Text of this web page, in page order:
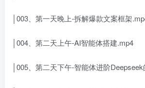
│003、第一天晚上-拆解爆款文案框架
│004、第二天上午-AI智能体搭建.mp4
│005、第二天下午-智能体进阶